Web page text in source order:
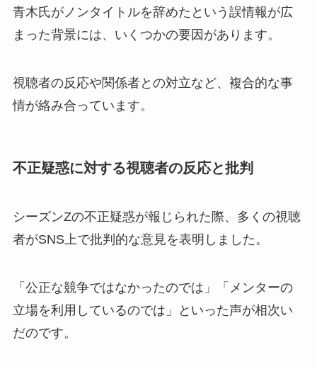
青木氏がノンタイトルを辞めたという誤情報が広
まった背景には、いくつかの要因があります。
視聴者の反応や関係者との対立など、複合的な事
情が絡み合っています。
不正疑惑に対する視聴者の反応と批判
シーズンZの不正疑惑が報じられた際、多くの視聴
者がSNS上で批判的な意見を表明しました。
「公正な競争ではなかったのでは」「メンターの
立場を利用しているのでは」といった声が相次い
だのです。